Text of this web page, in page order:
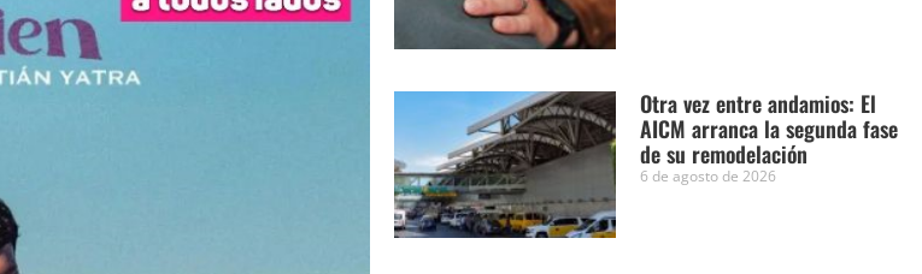
Otra vez entre andamios: El
AICM arranca la segunda fase
de su remodelación
6 de agosto de 2026